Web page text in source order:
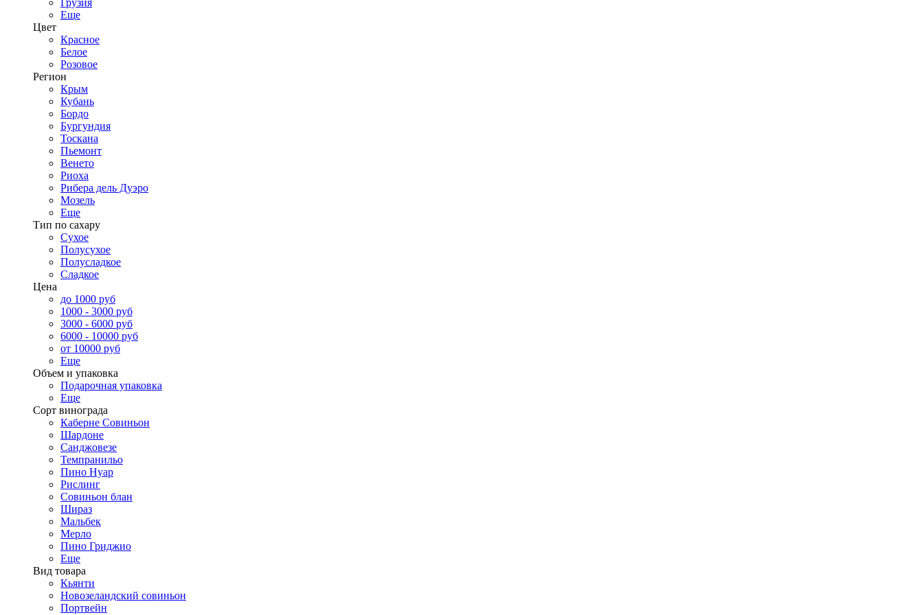
Грузия
Еще
Цвет
Красное
Белое
Розовое
Регион
Крым
Кубань
Бордо
Бургундия
Тоскана
Пьемонт
Венето
Риоха
Рибера дель Дуэро
Мозель
Еще
Тип по сахару
Сухое
Полусухое
Полусладкое
Сладкое
Цена
до 1000 руб
1000 - 3000 руб
3000 - 6000 руб
6000 - 10000 руб
от 10000 руб
Еще
Объем и упаковка
Подарочная упаковка
Еще
Сорт винограда
Каберне Совиньон
Шардоне
Санджовезе
Темпранильо
Пино Нуар
Рислинг
Совиньон блан
Шираз
Мальбек
Мерло
Пино Гриджио
Еще
Вид товара
Кьянти
Новозеландский совиньон
Портвейн